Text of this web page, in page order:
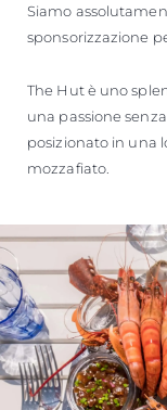
Siamo
sponsorizzazione
The Hut è uno
una passione
posizionato in una
mozzafiato.